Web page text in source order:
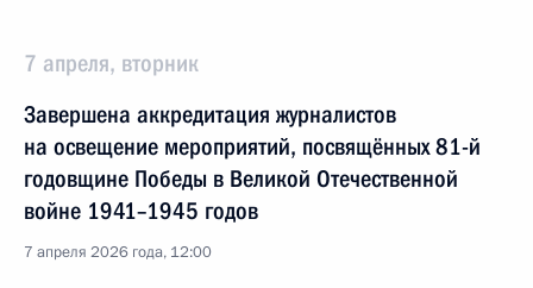
7 апреля, вторник
Завершена аккредитация журналистов
на освещение мероприятий, посвящённых 81-й
годовщине Победы в Великой Отечественной
войне 1941–1945 годов
7 апреля 2026 года, 12:00